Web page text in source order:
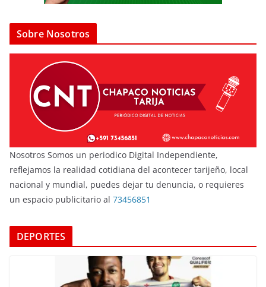
Sobre Nosotros
Nosotros Somos un periodico Digital Independiente,
reflejamos la realidad cotidiana del acontecer tarijeño, local
nacional y mundial, puedes dejar tu denuncia, o requieres
un espacio publicitario al 73456851
DEPORTES